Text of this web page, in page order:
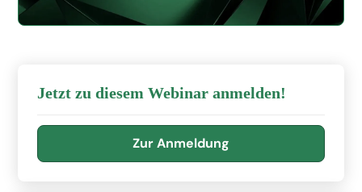
Jetzt zu diesem Webinar anmelden!
Zur Anmeldung